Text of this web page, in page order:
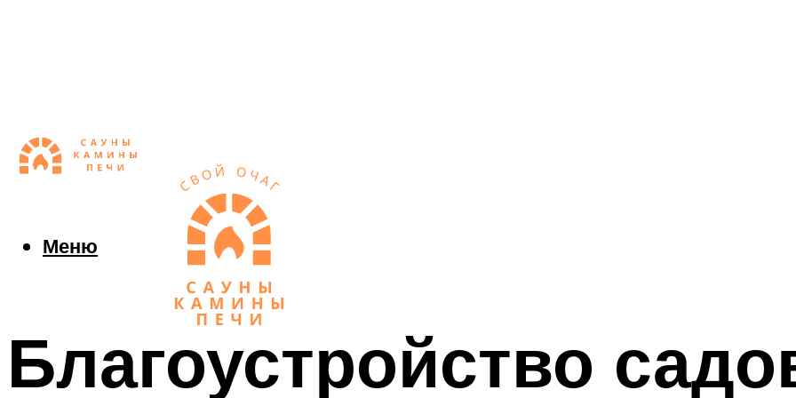
Меню
Благоустройство